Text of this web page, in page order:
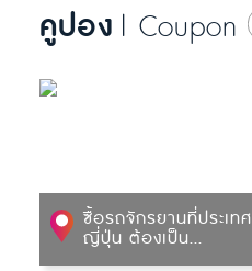
คูปอง | Coupon
ซื้อรถจักรยานที่ประเทศ
ญี่ปุ่น ต้องเป็น...